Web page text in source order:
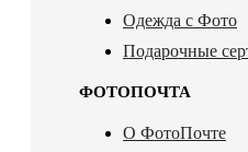
Одежда с Фото
Подарочные
ФОТОПОЧТА
О ФотоПочте